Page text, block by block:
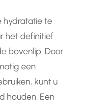
hydratatie te
het definitief
bovenlip. Door
een
kunt u
houden. Een